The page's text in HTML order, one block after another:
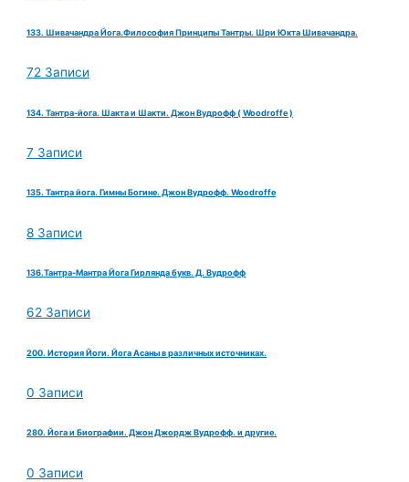
133. Шивачандра Йога.Философия Принципы Тантры. Шри Юкта Шивачандра.
72 Записи
134. Тантра-йога. Шакта и Шакти. Джон Вудрофф ( Woodroffe )
7 Записи
135. Тантра йога. Гимны Богине. Джон Вудрофф. Woodroffe
8 Записи
136.Тантра-Мантра Йога Гирлянда букв. Д. Вудрофф
62 Записи
200. История Йоги. Йога Асаны в различных источниках.
0 Записи
280. Йога и Биографии. Джон Джордж Вудрофф. и другие.
0 Записи